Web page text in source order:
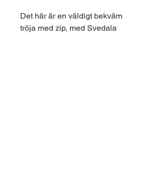
Det här är en väldigt bekväm
tröja med zip, med Svedala